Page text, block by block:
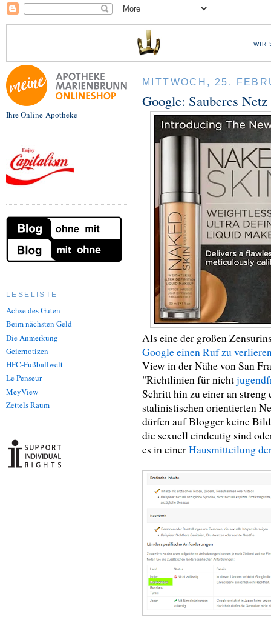
WIR
Ihre Online-Apotheke
LESELISTE
Achse des Guten
Beim nächsten Geld
Die Anmerkung
Geiernotizen
HFC-Fußballwelt
Le Penseur
MeyView
Zettels Raum
MITTWOCH, 25.
Google: Sauberes
Als eine der großen
Google einen Ruf zu
View in der Nähe von San
"Richtlinien für nicht
Schritt hin zu einer an
stalinistischen orientierten
dürfen auf Blogger keine
die sexuell eindeutig sind
es in einerHausmitteilung